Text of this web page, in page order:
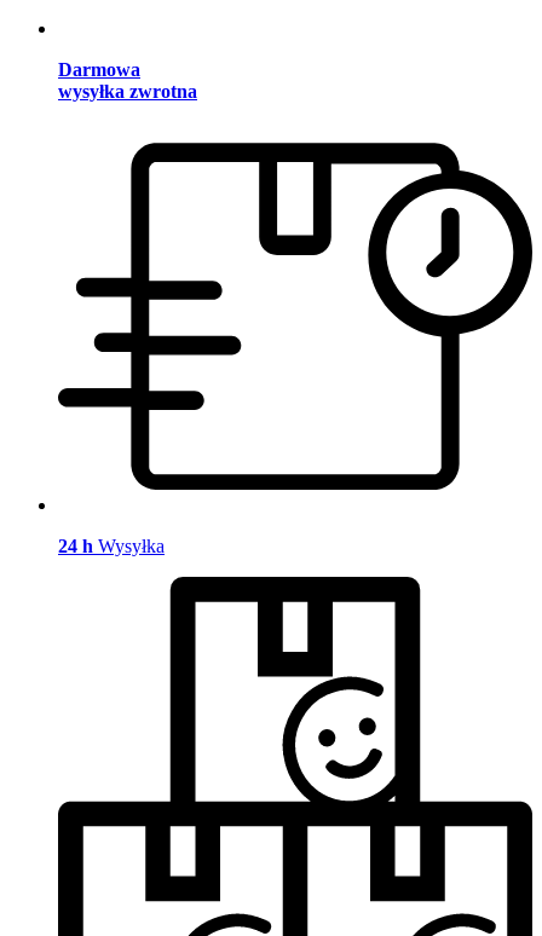
Darmowa
wysyłka zwrotna
24 h Wysyłka